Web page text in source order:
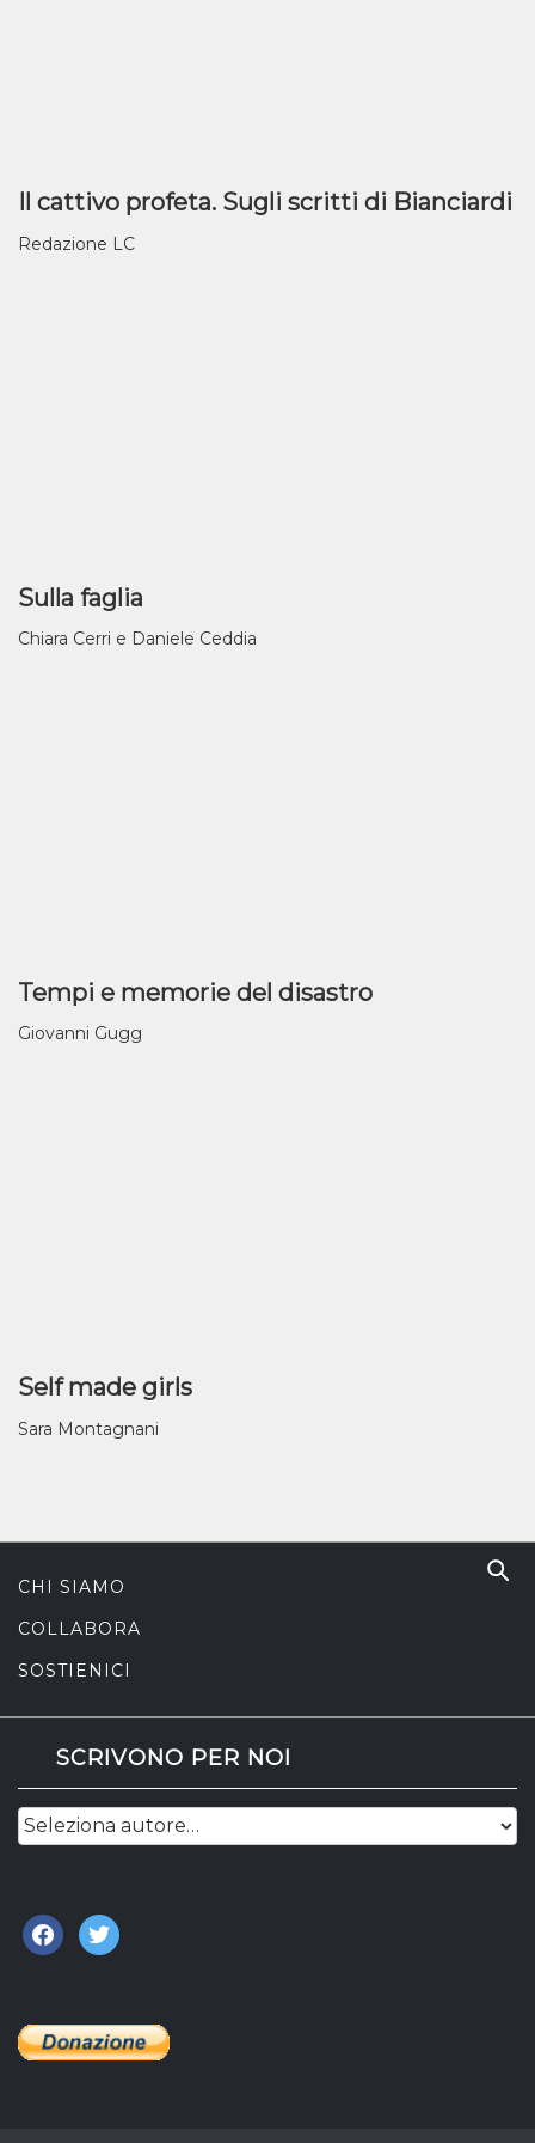
Il cattivo profeta. Sugli scritti di Bianciardi
Redazione LC
Sulla faglia
Chiara Cerri e Daniele Ceddia
Tempi e memorie del disastro
Giovanni Gugg
Self made girls
Sara Montagnani
CHI SIAMO
COLLABORA
SOSTIENICI
SCRIVONO PER NOI
facebook
twitter